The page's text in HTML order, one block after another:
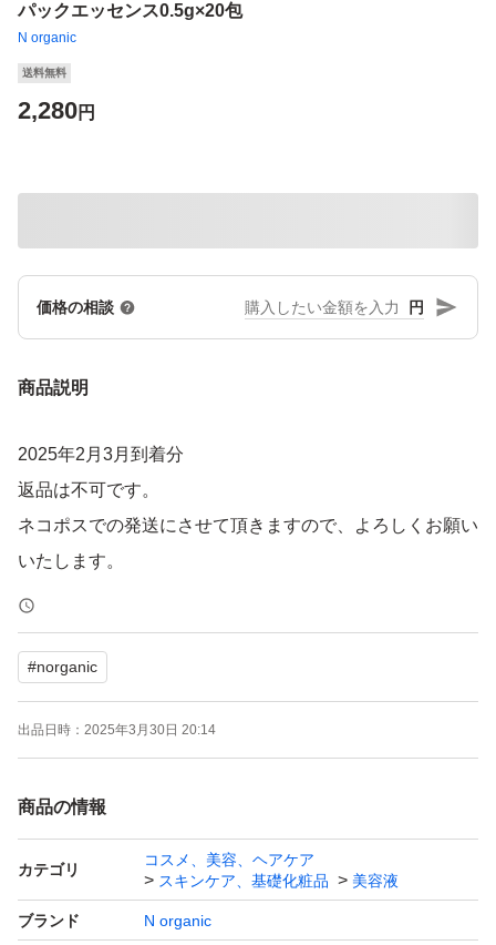
パックエッセンス0.5g×20包
N organic
送料無料
2,280円
価格の相談 円
商品説明
2025年2月3月到着分
返品は不可です。
ネコポスでの発送にさせて頂きますので、よろしくお願い
いたします。
#norganic
出品日時： 2025年3月30日 20:14
商品の情報
カテゴリ
コスメ、美容、ヘアケア
スキンケア、基礎化粧品
美容液
ブランド N organic